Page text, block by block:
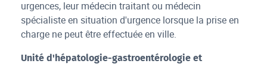
urgences, leur médecin traitant ou médecin
spécialiste en situation d'urgence lorsque la prise en
charge ne peut être effectuée en ville.
Unité d'hépatologie-gastroentérologie et